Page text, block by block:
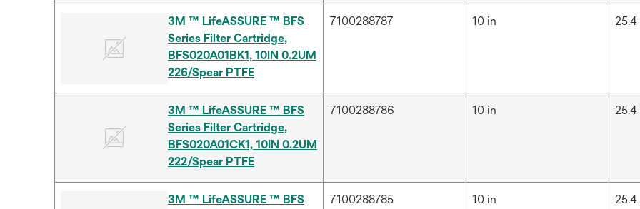
3M ™ LifeASSURE ™ BFS
Series Filter Cartridge,
BFS020A01BK1, 10IN 0.2UM
226/Spear PTFE
7100288787 10 in
3M ™ LifeASSURE ™ BFS
Series Filter Cartridge,
BFS020A01CK1, 10IN 0.2UM
222/Spear PTFE
7100288786 10 in
3M ™ LifeASSURE ™ BFS
7100288785 10 in